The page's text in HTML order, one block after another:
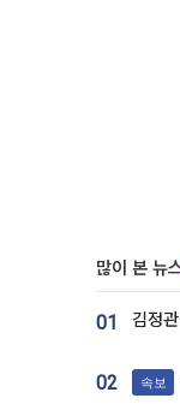
많이 본 뉴
01
02 속보